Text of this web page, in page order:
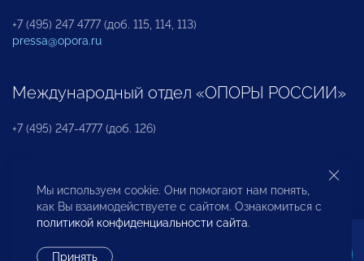
+7 (495) 247 4777 (доб. 115, 114, 113)
pressa@opora.ru
Международный отдел «ОПОРЫ РОССИИ»
+7 (495) 247-4777 (доб. 126)
Бюро по защите прав предпринимателей и
инвесторов
Мы используем cookie. Они помогают нам понять,
как Вы взаимодействуете с сайтом. Ознакомиться с
политикой конфиденциальности сайта.
Принять